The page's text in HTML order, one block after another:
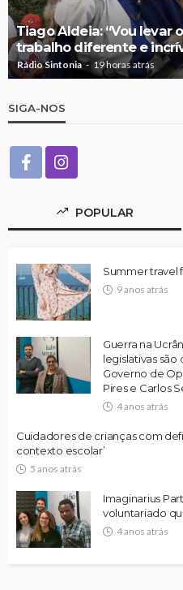
Tiago Aldeia: “Vou levar
trabalho diferente e
Rádio Sintonia 19 horas atrás
SIGA-NOS
POPULAR
Summer travel
9 anos atrás
Guerra na
legislativas
Governo de
Pires e Carlos
4 anos atrás
Cuidadores de crianças com
contexto escolar’
5 anos atrás
Imaginarius
voluntariado
4 anos atrás